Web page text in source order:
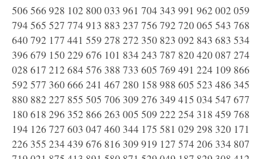
506 566 928 102 800 033 961 704 343 991 962 002 059
794 565 527 774 913 883 237 756 792 720 065 543 768
640 792 177 441 559 278 272 350 823 092 843 683 534
396 679 150 229 676 101 834 243 787 820 420 087 274
028 617 212 684 576 388 733 605 769 491 224 109 866
592 577 360 666 241 467 280 158 988 605 523 486 345
880 882 227 855 505 706 309 276 349 415 034 547 677
180 618 296 352 866 263 005 509 222 254 318 459 768
194 126 727 603 047 460 344 175 581 029 298 320 171
226 355 234 439 676 816 309 919 127 574 206 334 807